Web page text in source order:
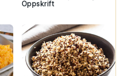
Oppskrift